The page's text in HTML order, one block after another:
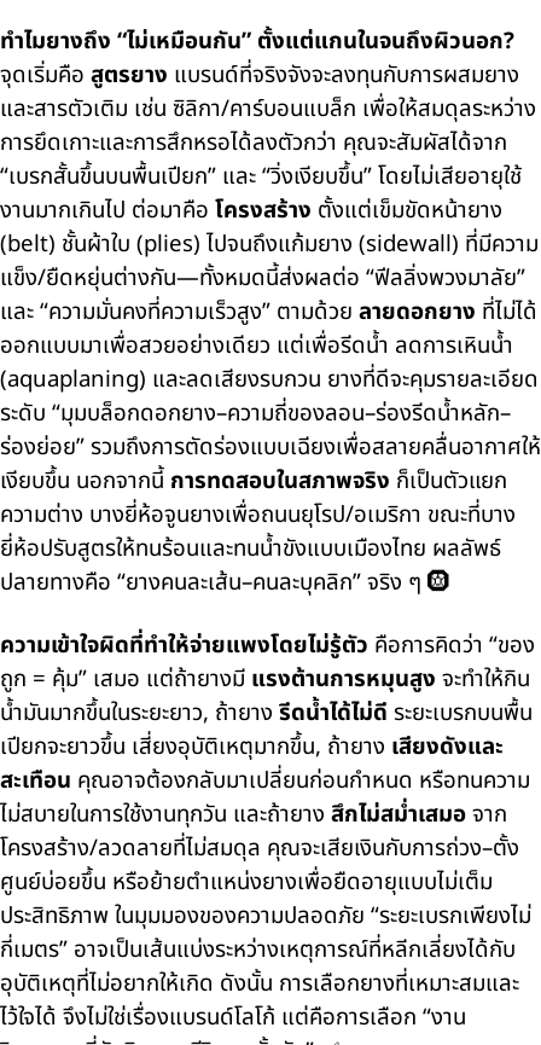
ทำไมยางถึง “ไม่เหมือนกัน” ตั้งแต่แกนในจนถึงผิวนอก?
จุดเริ่มคือ สูตรยาง แบรนด์ที่จริงจังจะลงทุนกับการผสมยาง
และสารตัวเติม เช่น ซิลิกา/คาร์บอนแบล็ก เพื่อให้สมดุลระหว่าง
การยึดเกาะและการสึกหรอได้ลงตัวกว่า คุณจะสัมผัสได้จาก
“เบรกสั้นขึ้นบนพื้นเปียก” และ “วิ่งเงียบขึ้น” โดยไม่เสียอายุใช้
งานมากเกินไป ต่อมาคือ โครงสร้าง ตั้งแต่เข็มขัดหน้ายาง
(belt) ชั้นผ้าใบ (plies) ไปจนถึงแก้มยาง (sidewall) ที่มีความ
แข็ง/ยืดหยุ่นต่างกัน—ทั้งหมดนี้ส่งผลต่อ “ฟีลลิ่งพวงมาลัย”
และ “ความมั่นคงที่ความเร็วสูง” ตามด้วย ลายดอกยาง ที่ไม่ได้
ออกแบบมาเพื่อสวยอย่างเดียว แต่เพื่อรีดน้ำ ลดการเหินน้ำ
(aquaplaning) และลดเสียงรบกวน ยางที่ดีจะคุมรายละเอียด
ระดับ “มุมบล็อกดอกยาง–ความถี่ของลอน–ร่องรีดน้ำหลัก–
ร่องย่อย” รวมถึงการตัดร่องแบบเฉียงเพื่อสลายคลื่นอากาศให้
เงียบขึ้น นอกจากนี้ การทดสอบในสภาพจริง ก็เป็นตัวแยก
ความต่าง บางยี่ห้อจูนยางเพื่อถนนยุโรป/อเมริกา ขณะที่บาง
ยี่ห้อปรับสูตรให้ทนร้อนและทนน้ำขังแบบเมืองไทย ผลลัพธ์
ปลายทางคือ “ยางคนละเส้น–คนละบุคลิก” จริง ๆ 🛞
ความเข้าใจผิดที่ทำให้จ่ายแพงโดยไม่รู้ตัว คือการคิดว่า “ของ
ถูก = คุ้ม” เสมอ แต่ถ้ายางมี แรงต้านการหมุนสูง จะทำให้กิน
น้ำมันมากขึ้นในระยะยาว, ถ้ายาง รีดน้ำได้ไม่ดี ระยะเบรกบนพื้น
เปียกจะยาวขึ้น เสี่ยงอุบัติเหตุมากขึ้น, ถ้ายาง เสียงดังและ
สะเทือน คุณอาจต้องกลับมาเปลี่ยนก่อนกำหนด หรือทนความ
ไม่สบายในการใช้งานทุกวัน และถ้ายาง สึกไม่สม่ำเสมอจาก
โครงสร้าง/ลวดลายที่ไม่สมดุล คุณจะเสียเงินกับการถ่วง–ตั้ง
ศูนย์บ่อยขึ้น หรือย้ายตำแหน่งยางเพื่อยืดอายุแบบไม่เต็ม
ประสิทธิภาพ ในมุมมองของความปลอดภัย “ระยะเบรกเพียงไม่
กี่เมตร” อาจเป็นเส้นแบ่งระหว่างเหตุการณ์ที่หลีกเลี่ยงได้กับ
อุบัติเหตุที่ไม่อยากให้เกิด ดังนั้น การเลือกยางที่เหมาะสมและ
ไว้ใจได้ จึงไม่ใช่เรื่องแบรนด์โลโก้ แต่คือการเลือก “งาน